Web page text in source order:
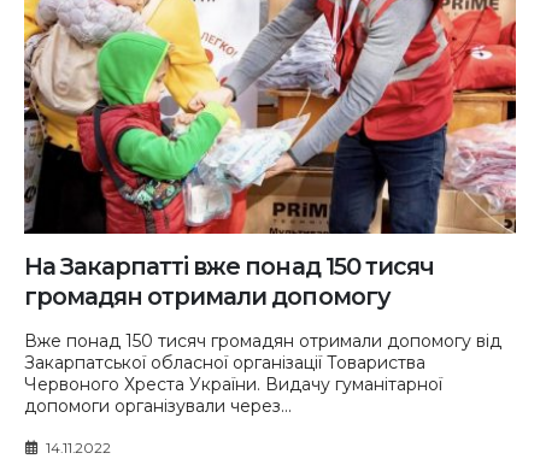
На Закарпатті вже понад 150 тисяч
громадян отримали допомогу
Вже понад 150 тисяч громадян отримали допомогу від
Закарпатської обласної організації Товариства
Червоного Хреста України. Видачу гуманітарної
допомоги організували через...
14.11.2022